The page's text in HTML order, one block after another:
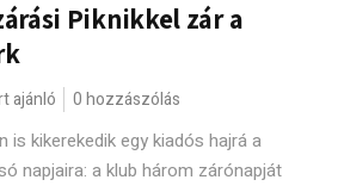
Piknikkel zár a
ajánló 0 hozzászólás
is kikerekedik egy kiadós hajrá a
napjaira: a klub három zárónapját